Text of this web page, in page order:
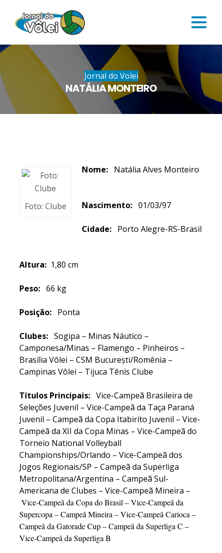
Jornal do Volei
NATÁLIA MONTEIRO
Foto: Clube
Nome: Natália Alves Monteiro
Nascimento: 01/03/97
Cidade: Porto Alegre-RS-Brasil
Altura: 1,80 cm
Peso: 66 kg
Posição: Ponta
Clubes: Sogipa – Minas Náutico –
Camponesa/Minas – Flamengo – Pinheiros –
Brasília Vôlei – CSM București/Romênia –
Campinas Vôlei – Tijuca Tênis Clube
Títulos Principais: Vice-Campeã Brasileira de
Seleções Juvenil – Vice-Campeã da Taça Paraná
Juvenil – Campeã da Copa Itabirito Juvenil – Vice-
Campeã da XII da Copa Minas – Vice-Campeã do
Torneio National Volleyball
Championships/Orlando – Vice-Campeã dos
Jogos Regionais/SP – Campeã da Superliga
Metropolitana/Argentina – Campeã Sul-
Americana de Clubes – Vice-Campeã Mineira –
Vice-Campeã da Copa do Brasil – Vice-Campeã da
Supercopa – Campeã Mineira – Vice-Campeã Carioca –
Campeã da Gatorade Cup – Campeã da Superliga C –
Vice-Campeã da Superliga B